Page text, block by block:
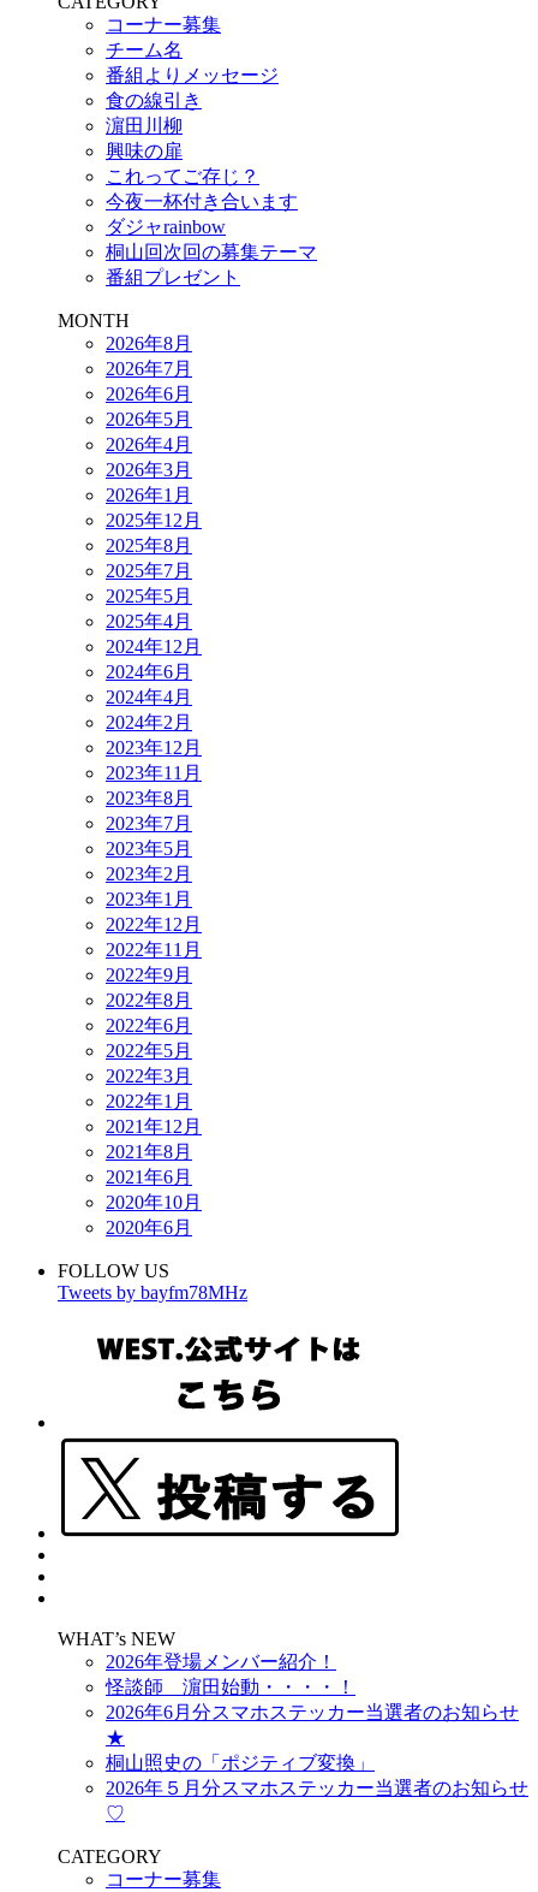
コーナー募集
チーム名
番組よりメッセージ
食の線引き
濵田川柳
興味の扉
これってご存じ？
今夜一杯付き合います
ダジャrainbow
桐山回次回の募集テーマ
番組プレゼント
MONTH
2026年8月
2026年7月
2026年6月
2026年5月
2026年4月
2026年3月
2026年1月
2025年12月
2025年8月
2025年7月
2025年5月
2025年4月
2024年12月
2024年6月
2024年4月
2024年2月
2023年12月
2023年11月
2023年8月
2023年7月
2023年5月
2023年2月
2023年1月
2022年12月
2022年11月
2022年9月
2022年8月
2022年6月
2022年5月
2022年3月
2022年1月
2021年12月
2021年8月
2021年6月
2020年10月
2020年6月
FOLLOW US
Tweets by bayfm78MHz
WHAT’s NEW
2026年登場メンバー紹介！
怪談師 濵田始動・・・・！
2026年6月分スマホステッカー当選者のお知らせ
★
桐山照史の「ポジティブ変換」
2026年５月分スマホステッカー当選者のお知らせ
♡
CATEGORY
コーナー募集